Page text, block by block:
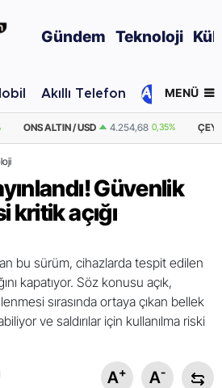
Gündem Teknoloji
Akıllı Telefon MENÜ
4.254,68 0,35% ÇEYREK ALTIN
Güvenlik
açığı
bu sürüm, cihazlarda tespit edilen
kapatıyor. Söz konusu açık,
sırasında ortaya çıkan bellek
ve saldırılar için kullanılma riski
A+ A-